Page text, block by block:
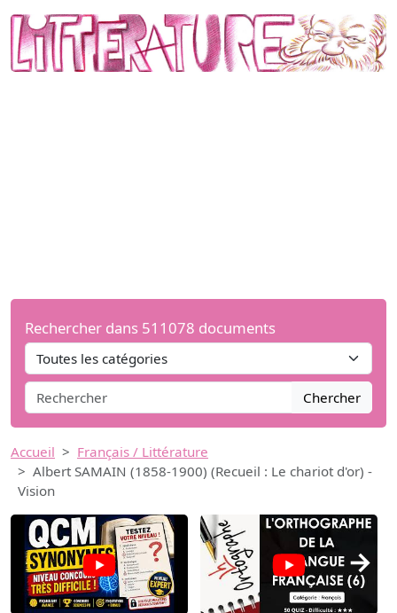
Rechercher dans 511078 documents
Chercher
Accueil
Français / Littérature
Albert SAMAIN (1858-1900) (Recueil : Le chariot d'or) -
Vision
→